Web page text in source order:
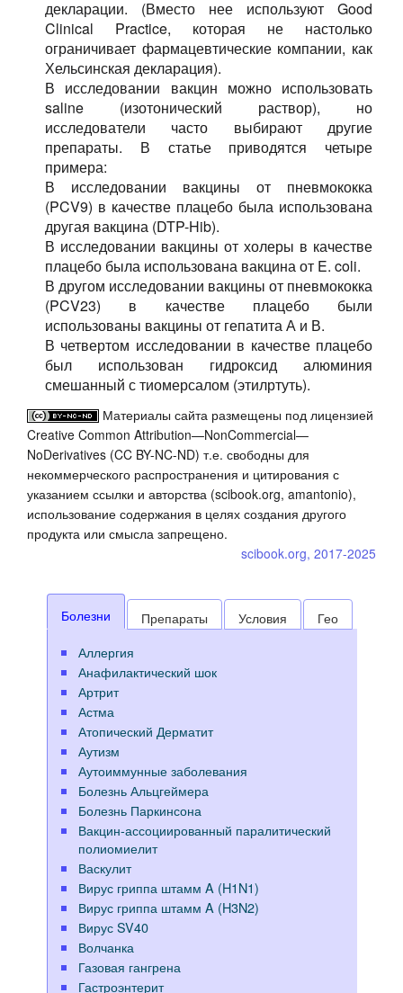
декларации. (Вместо нее используют Good
Clinical Practice, которая не настолько
ограничивает фармацевтические компании, как
Хельсинская декларация).
В исследовании вакцин можно использовать
saline (изотонический раствор), но
исследователи часто выбирают другие
препараты. В статье приводятся четыре
примера:
В исследовании вакцины от пневмококка
(PCV9) в качестве плацебо была использована
другая вакцина (DTP-Hib).
В исследовании вакцины от холеры в качестве
плацебо была использована вакцина от E. coli.
В другом исследовании вакцины от пневмококка
(PCV23) в качестве плацебо были
использованы вакцины от гепатита А и В.
В четвертом исследовании в качестве плацебо
был использован гидроксид алюминия
смешанный с тиомерсалом (этилртуть).
Материалы сайта размещены под лицензией
Creative Common Attribution—NonCommercial—
NoDerivatives (CC BY-NC-ND) т.е. свободны для
некоммерческого распространения и цитирования с
указанием ссылки и авторства (scibook.org, amantonio),
использование содержания в целях создания другого
продукта или смысла запрещено.
scibook.org, 2017-2025
Болезни Препараты Условия
Гео
Аллергия
Анафилактический шок
Артрит
Астма
Атопический Дерматит
Аутизм
Аутоиммунные заболевания
Болезнь Альцгеймера
Болезнь Паркинсона
Вакцин-ассоциированный паралитический
полиомиелит
Васкулит
Вирус гриппа штамм A (H1N1)
Вирус гриппа штамм A (H3N2)
Вирус SV40
Волчанка
Газовая гангрена
Гастроэнтерит